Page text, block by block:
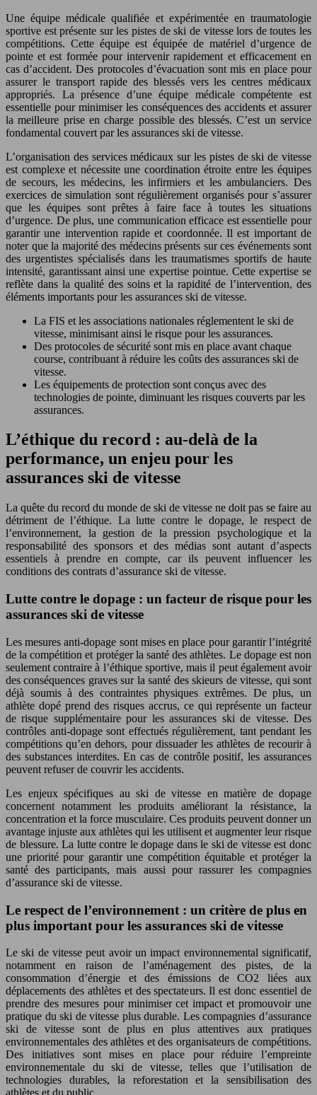
Une équipe médicale qualifiée et expérimentée en traumatologie
sportive est présente sur les pistes de ski de vitesse lors de toutes les
compétitions. Cette équipe est équipée de matériel d’urgence de
pointe et est formée pour intervenir rapidement et efficacement en
cas d’accident. Des protocoles d’évacuation sont mis en place pour
assurer le transport rapide des blessés vers les centres médicaux
appropriés. La présence d’une équipe médicale compétente est
essentielle pour minimiser les conséquences des accidents et assurer
la meilleure prise en charge possible des blessés. C’est un service
fondamental couvert par les assurances ski de vitesse.
L’organisation des services médicaux sur les pistes de ski de vitesse
est complexe et nécessite une coordination étroite entre les équipes
de secours, les médecins, les infirmiers et les ambulanciers. Des
exercices de simulation sont régulièrement organisés pour s’assurer
que les équipes sont prêtes à faire face à toutes les situations
d’urgence. De plus, une communication efficace est essentielle pour
garantir une intervention rapide et coordonnée. Il est important de
noter que la majorité des médecins présents sur ces événements sont
des urgentistes spécialisés dans les traumatismes sportifs de haute
intensité, garantissant ainsi une expertise pointue. Cette expertise se
reflète dans la qualité des soins et la rapidité de l’intervention, des
éléments importants pour les assurances ski de vitesse.
La FIS et les associations nationales réglementent le ski de
vitesse, minimisant ainsi le risque pour les assurances.
Des protocoles de sécurité sont mis en place avant chaque
course, contribuant à réduire les coûts des assurances ski de
vitesse.
Les équipements de protection sont conçus avec des
technologies de pointe, diminuant les risques couverts par les
assurances.
L’éthique du record : au-delà de la
performance, un enjeu pour les
assurances ski de vitesse
La quête du record du monde de ski de vitesse ne doit pas se faire au
détriment de l’éthique. La lutte contre le dopage, le respect de
l’environnement, la gestion de la pression psychologique et la
responsabilité des sponsors et des médias sont autant d’aspects
essentiels à prendre en compte, car ils peuvent influencer les
conditions des contrats d’assurance ski de vitesse.
Lutte contre le dopage : un facteur de risque pour les
assurances ski de vitesse
Les mesures anti-dopage sont mises en place pour garantir l’intégrité
de la compétition et protéger la santé des athlètes. Le dopage est non
seulement contraire à l’éthique sportive, mais il peut également avoir
des conséquences graves sur la santé des skieurs de vitesse, qui sont
déjà soumis à des contraintes physiques extrêmes. De plus, un
athlète dopé prend des risques accrus, ce qui représente un facteur
de risque supplémentaire pour les assurances ski de vitesse. Des
contrôles anti-dopage sont effectués régulièrement, tant pendant les
compétitions qu’en dehors, pour dissuader les athlètes de recourir à
des substances interdites. En cas de contrôle positif, les assurances
peuvent refuser de couvrir les accidents.
Les enjeux spécifiques au ski de vitesse en matière de dopage
concernent notamment les produits améliorant la résistance, la
concentration et la force musculaire. Ces produits peuvent donner un
avantage injuste aux athlètes qui les utilisent et augmenter leur risque
de blessure. La lutte contre le dopage dans le ski de vitesse est donc
une priorité pour garantir une compétition équitable et protéger la
santé des participants, mais aussi pour rassurer les compagnies
d’assurance ski de vitesse.
Le respect de l’environnement : un critère de plus en
plus important pour les assurances ski de vitesse
Le ski de vitesse peut avoir un impact environnemental significatif,
notamment en raison de l’aménagement des pistes, de la
consommation d’énergie et des émissions de CO2 liées aux
déplacements des athlètes et des spectateurs. Il est donc essentiel de
prendre des mesures pour minimiser cet impact et promouvoir une
pratique du ski de vitesse plus durable. Les compagnies d’assurance
ski de vitesse sont de plus en plus attentives aux pratiques
environnementales des athlètes et des organisateurs de compétitions.
Des initiatives sont mises en place pour réduire l’empreinte
environnementale du ski de vitesse, telles que l’utilisation de
technologies durables, la reforestation et la sensibilisation des